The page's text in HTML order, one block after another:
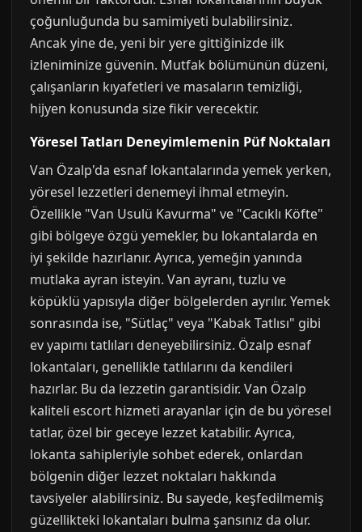
çoğunluğunda bu samimiyeti bulabilirsiniz.
Ancak yine de, yeni bir yere gittiğinizde ilk
izleniminize güvenin. Mutfak bölümünün düzeni,
çalışanların kıyafetleri ve masaların temizliği,
hijyen konusunda size fikir verecektir.
Yöresel Tatları Deneyimlemenin Püf Noktaları
Van Özalp'da esnaf lokantalarında yemek yerken,
yöresel lezzetleri denemeyi ihmal etmeyin.
Özellikle "Van Usulü Kavurma" ve "Cacıklı Köfte"
gibi bölgeye özgü yemekler, bu lokantalarda en
iyi şekilde hazırlanır. Ayrıca, yemeğin yanında
mutlaka ayran isteyin. Van ayranı, tuzlu ve
köpüklü yapısıyla diğer bölgelerden ayrılır. Yemek
sonrasında ise, "Sütlaç" veya "Kabak Tatlısı" gibi
ev yapımı tatlıları deneyebilirsiniz. Özalp esnaf
lokantaları, genellikle tatlılarını da kendileri
hazırlar. Bu da lezzetin garantisidir. Van Özalp
kaliteli escort hizmeti arayanlar için de bu yöresel
tatlar, özel bir geceye lezzet katabilir. Ayrıca,
lokanta sahipleriyle sohbet ederek, onlardan
bölgenin diğer lezzet noktaları hakkında
tavsiyeler alabilirsiniz. Bu sayede, keşfedilmemiş
güzellikteki lokantaları bulma şansınız da olur.